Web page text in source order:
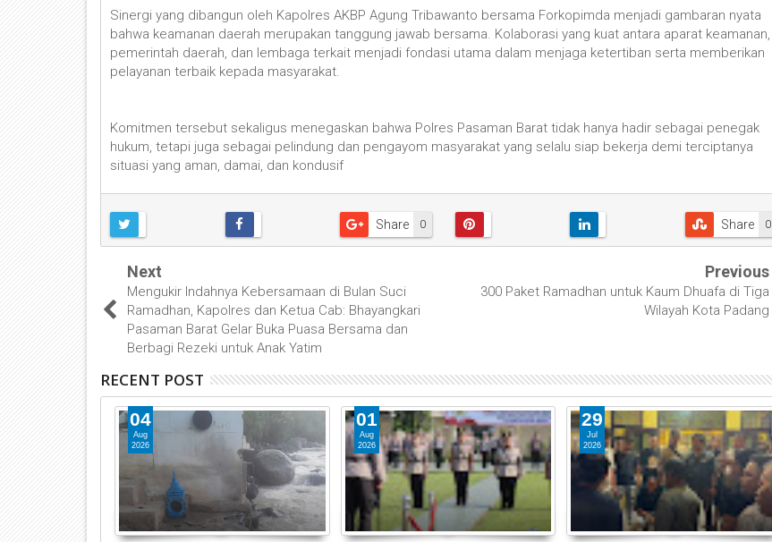
Sinergi yang dibangun oleh Kapolres AKBP Agung Tribawanto bersama Forkopimda menjadi gambaran nyata
bahwa keamanan daerah merupakan tanggung jawab bersama. Kolaborasi yang kuat antara aparat keamanan,
pemerintah daerah, dan lembaga terkait menjadi fondasi utama dalam menjaga ketertiban serta memberikan
pelayanan terbaik kepada masyarakat.
Komitmen tersebut sekaligus menegaskan bahwa Polres Pasaman Barat tidak hanya hadir sebagai penegak
hukum, tetapi juga sebagai pelindung dan pengayom masyarakat yang selalu siap bekerja demi terciptanya
situasi yang aman, damai, dan kondusif
0
Share 0
Share
Next
Mengukir Indahnya Kebersamaan di Bulan Suci
Ramadhan, Kapolres dan Ketua Cab: Bhayangkari
Pasaman Barat Gelar Buka Puasa Bersama dan
Berbagi Rezeki untuk Anak Yatim
Previous
300 Paket Ramadhan untuk Kaum Dhuafa di Tiga
Wilayah Kota Padang
RECENT POST
04
Aug
2026
01
Aug
2026
29
Jul
2026